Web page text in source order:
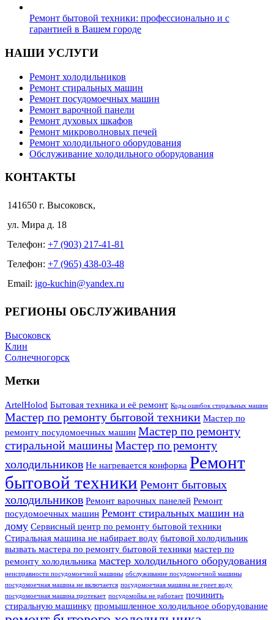
Ремонт бытовой техники: профессионально и с
гарантией в Вашем городе
НАШИ УСЛУГИ
Ремонт холодильников
Ремонт стиральных машин
Ремонт посудомоечных машин
Ремонт варочной панели
Ремонт духовых шкафов
Ремонт микроволновых печей
Ремонт холодильного оборудования
Обслуживание холодильного оборудования
КОНТАКТЫ
141650 г. Высоковск,
ул. Мира д. 18
Телефон: +7 (903) 217-41-81
Телефон: +7 (965) 438-03-48
Email: igo-kuchin@yandex.ru
РЕГИОНЫ ОБСЛУЖИВАНИЯ
Высоковск
Клин
Солнечногорск
Метки
ArtelHolod Бытовая техника и её ремонт Коды ошибок стиральных машин
Мастер по ремонту бытовой техники Мастер по
ремонту посудомоечных машин Мастер по ремонту
стиральной машиныМастер по ремонту
холодильников Не нагревается конфорка Ремонт
бытовой техники Ремонт бытовых
холодильников Ремонт варочных панелей Ремонт
посудомоечных машин Ремонт стиральных машин на
дому Сервисный центр по ремонту бытовой техники
Стиральная машина не набирает воду бытовой холодильник
вызвать мастера по ремонту бытовой техники мастер по
ремонту холодильника мастер холодильного оборудования
неисправности посудомоечной машины обслуживание посудомоечной машины
посудомоечная машина не включается посудомоечная машина не греет воду
посудомоечная машина протекает посудомойка не работает починить
стиральную машинку промышленное холодильное оборудование